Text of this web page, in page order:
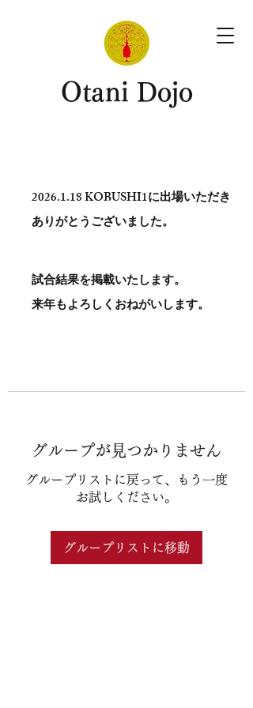
​Otani Dojo
2026.1.18KOBUSHI1に出場いただき
ありがとう​ございました。
試合結果を掲載いたします。
​来年もよろしくおねがいします。
グループが見つかりません
グループリストに戻って、もう一度
お試しください。
グループリストに移動